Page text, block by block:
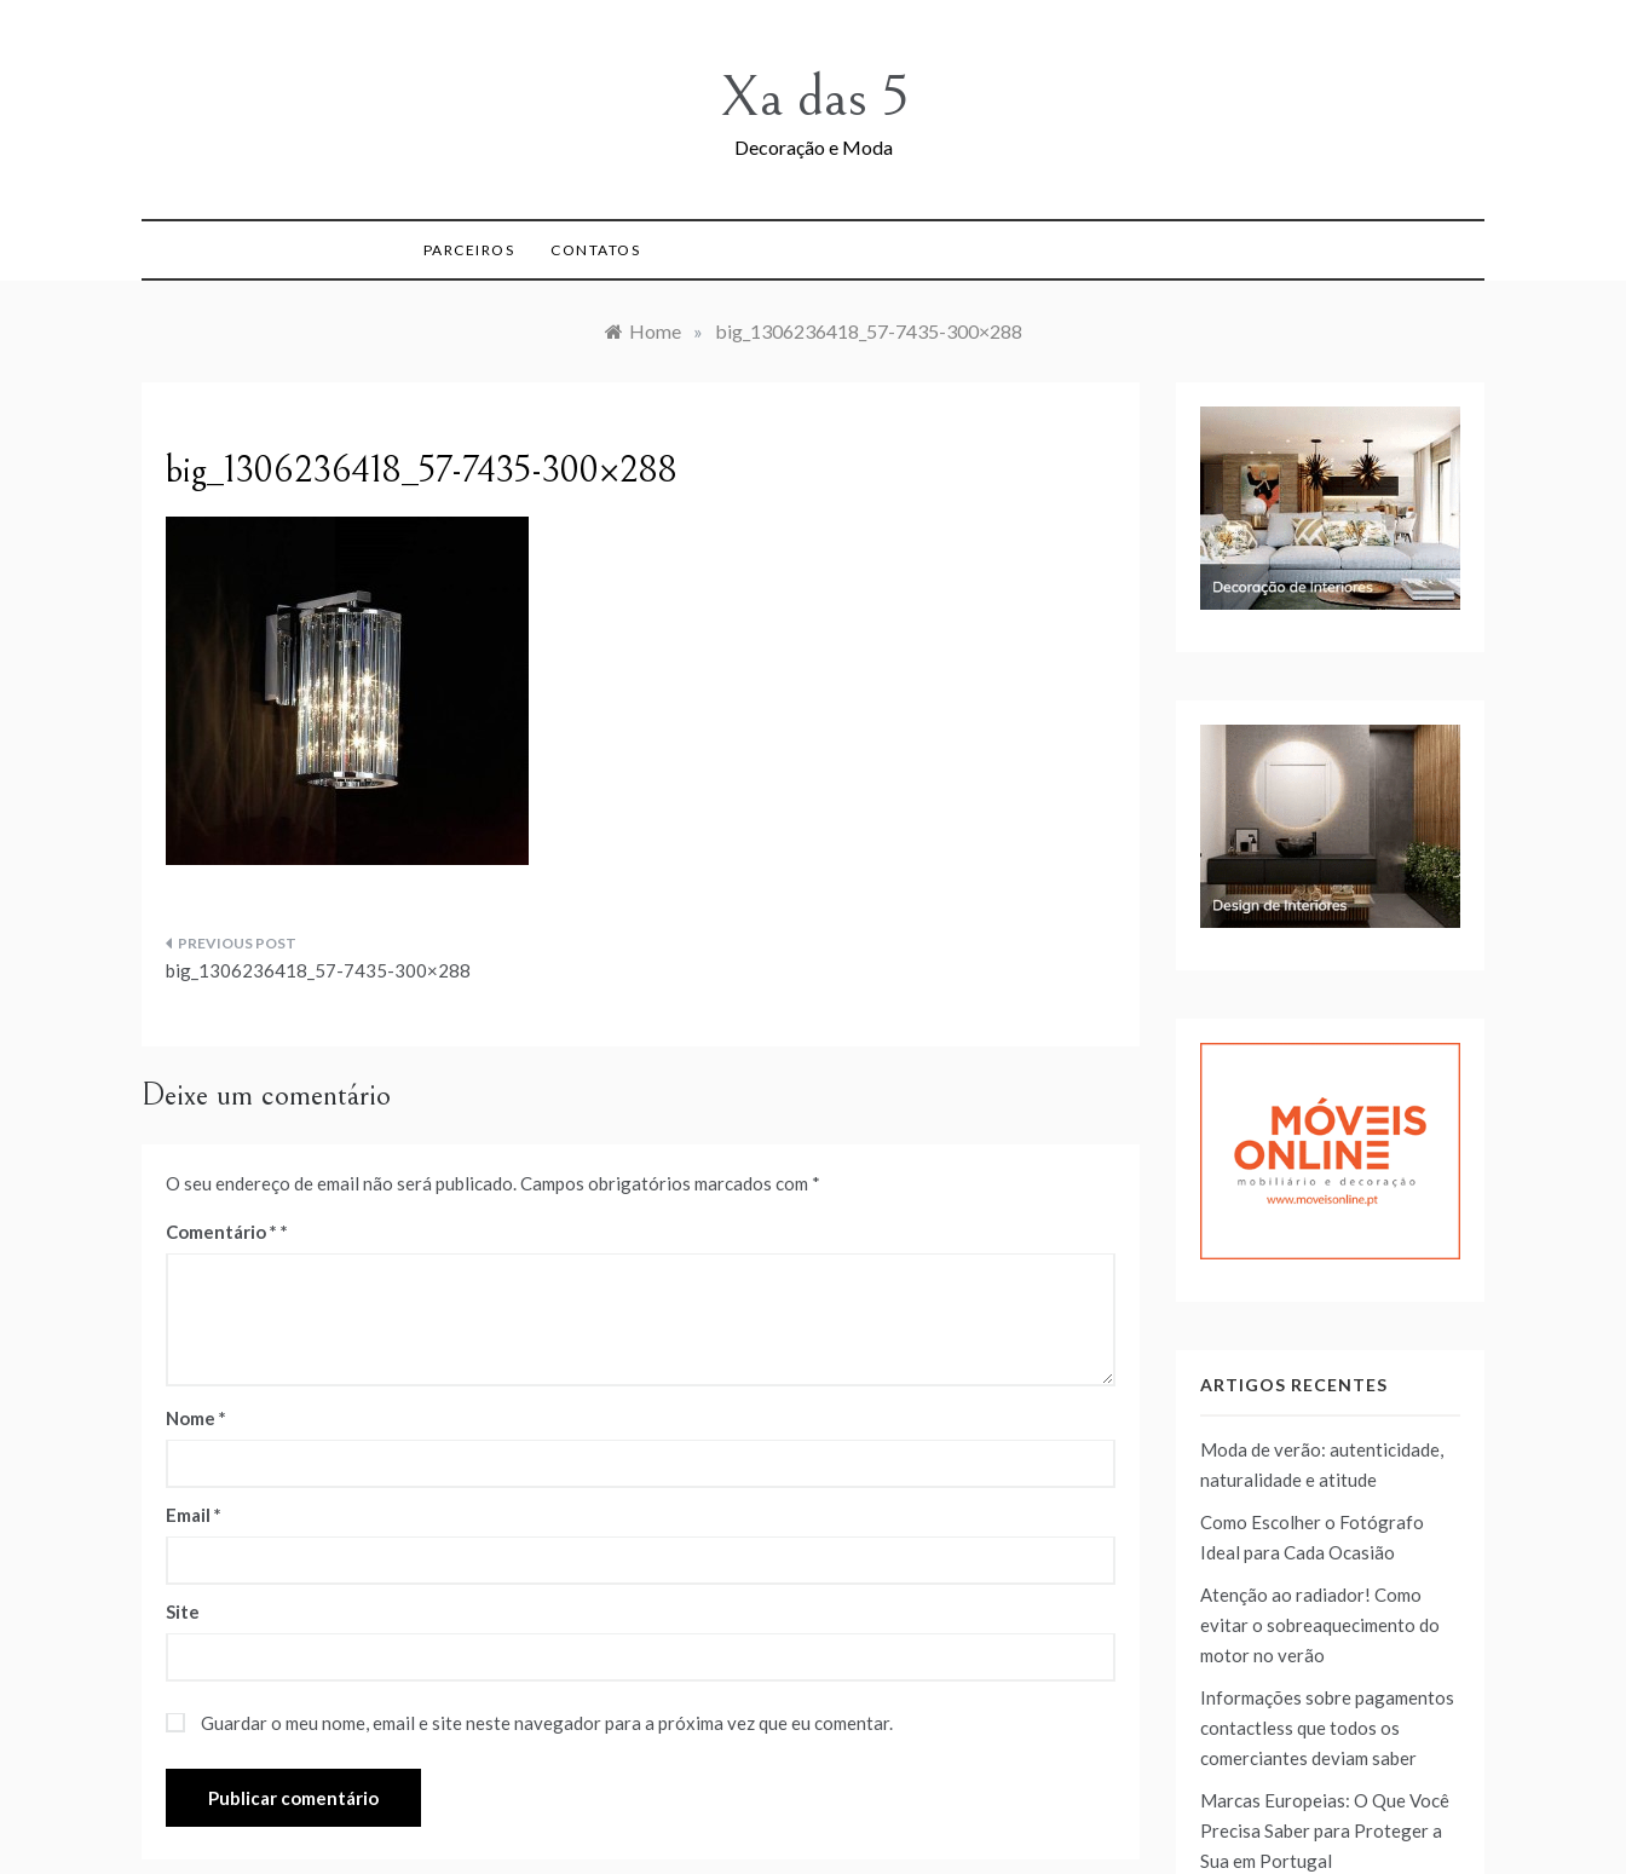
Xa das 5
Decoração e Moda
PARCEIROS CONTATOS
Home » big_1306236418_57-7435-300×288
big_1306236418_57-7435-300×288
Navegação
big_1306236418_57-7435-300×288
Deixe um comentário
O seu endereço de email não será publicado.Campos obrigatórios marcados com *
Comentário*
Nome *
Email *
Site
Guardar o meu nome, email e site neste navegador para a próxima vez que eu comentar.
ARTIGOS RECENTES
Moda de verão: autenticidade,
naturalidade e atitude
Como Escolher o Fotógrafo
Ideal para Cada Ocasião
Atenção ao radiador! Como
evitar o sobreaquecimento do
motor no verão
Informações sobre pagamentos
contactless que todos os
comerciantes deviam saber
Marcas Europeias: O Que Você
Precisa Saber para Proteger a
Sua em Portugal